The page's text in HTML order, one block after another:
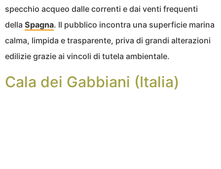
specchio acqueo dalle correnti e dai venti frequenti
della Spagna. Il pubblico incontra una superficie marina
calma, limpida e trasparente, priva di grandi alterazioni
edilizie grazie ai vincoli di tutela ambientale.
Cala dei Gabbiani (Italia)